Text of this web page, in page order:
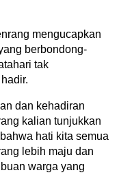
mengucapkan
berbondong-
tak
dan kehadiran
kalian tunjukkan
hati kita semua
lebih maju dan
warga yang